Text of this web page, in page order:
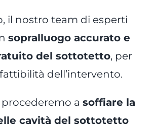
il nostro team di esperti
sopralluogo accurato e
del sottotetto, per
dell’intervento.
a soffiare la
cavità del sottotetto